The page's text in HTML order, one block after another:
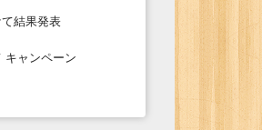
結果発表
キャンペーン